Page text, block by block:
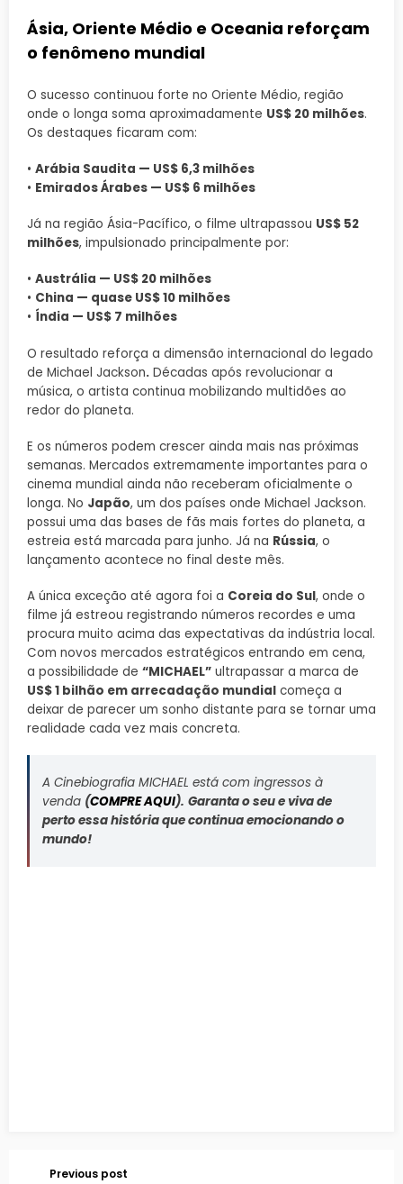
Ásia, Oriente Médio e Oceania reforçam
o fenômeno mundial
O sucesso continuou forte no Oriente Médio, região
onde o longa soma aproximadamente US$ 20 milhões.
Os destaques ficaram com:
• Arábia Saudita — US$ 6,3 milhões
• Emirados Árabes — US$ 6 milhões
Já na região Ásia-Pacífico, o filme ultrapassou US$ 52
milhões, impulsionado principalmente por:
• Austrália — US$ 20 milhões
• China — quase US$ 10 milhões
• Índia — US$ 7 milhões
O resultado reforça a dimensão internacional do legado
de Michael Jackson. Décadas após revolucionar a
música, o artista continua mobilizando multidões ao
redor do planeta.
E os números podem crescer ainda mais nas próximas
semanas. Mercados extremamente importantes para o
cinema mundial ainda não receberam oficialmente o
longa. No Japão, um dos países onde Michael Jackson.
possui uma das bases de fãs mais fortes do planeta, a
estreia está marcada para junho. Já na Rússia, o
lançamento acontece no final deste mês.
A única exceção até agora foi a Coreia do Sul, onde o
filme já estreou registrando números recordes e uma
procura muito acima das expectativas da indústria local.
Com novos mercados estratégicos entrando em cena,
a possibilidade de “MICHAEL” ultrapassar a marca de
US$ 1 bilhão em arrecadação mundial começa a
deixar de parecer um sonho distante para se tornar uma
realidade cada vez mais concreta.
A Cinebiografia MICHAEL está com ingressos à
venda (COMPRE AQUI). Garanta o seu e viva de
perto essa história que continua emocionando o
mundo!
Previous post